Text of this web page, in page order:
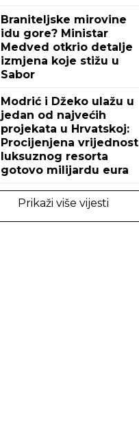
Braniteljske mirovine
idu gore? Ministar
Medved otkrio detalje
izmjena koje stižu u
Sabor
Modrić i Džeko ulažu u
jedan od najvećih
projekata u Hrvatskoj:
Procijenjena vrijednost
luksuznog resorta
gotovo milijardu eura
Prikaži više vijesti